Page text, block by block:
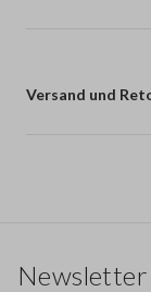
Versand und
Newsletter